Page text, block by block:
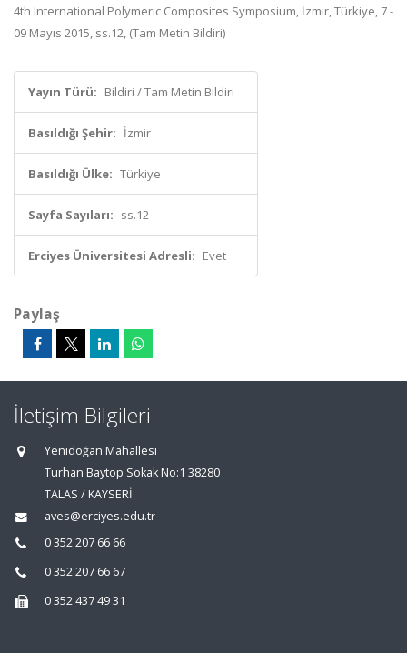
4th International Polymeric Composites Symposium, İzmir, Türkiye, 7 -
09 Mayıs 2015, ss.12, (Tam Metin Bildiri)
Yayın Türü: Bildiri / Tam Metin Bildiri
Basıldığı Şehir: İzmir
Basıldığı Ülke: Türkiye
Sayfa Sayıları: ss.12
Erciyes Üniversitesi Adresli: Evet
Paylaş
İletişim Bilgileri
Yenidoğan Mahallesi
Turhan Baytop Sokak No:1 38280
TALAS / KAYSERİ
aves@erciyes.edu.tr
0 352 207 66 66
0 352 207 66 67
0 352 437 49 31